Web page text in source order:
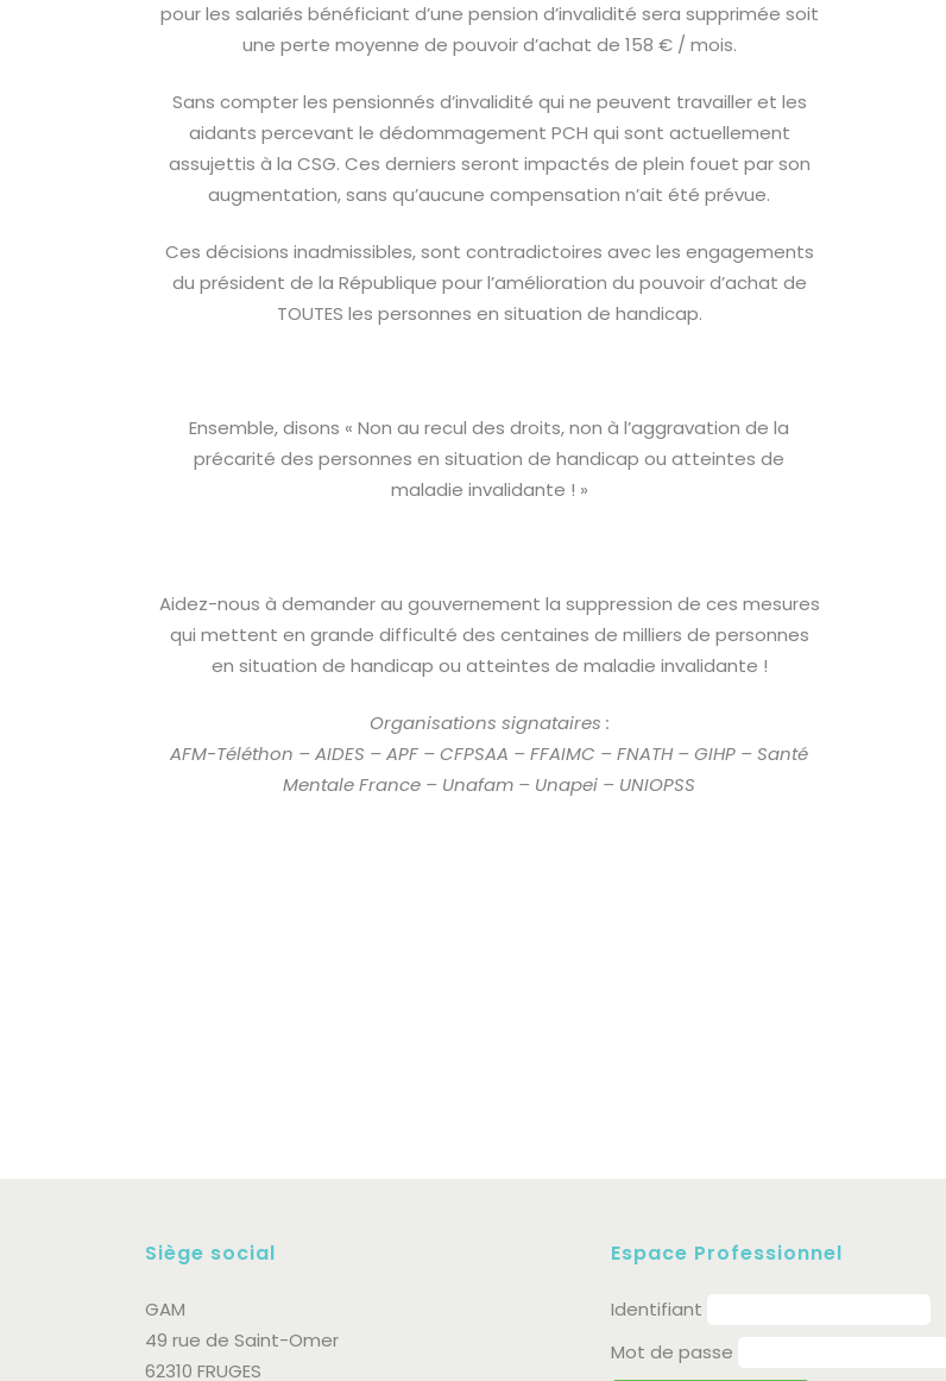
pour les salariés bénéficiant d’une pension d’invalidité sera supprimée soit
une perte moyenne de pouvoir d’achat de 158 € / mois.
Sans compter les pensionnés d’invalidité qui ne peuvent travailler et les
aidants percevant le dédommagement PCH qui sont actuellement
assujettis à la CSG. Ces derniers seront impactés de plein fouet par son
augmentation, sans qu’aucune compensation n’ait été prévue.
Ces décisions inadmissibles, sont contradictoires avec les engagements
du président de la République pour l’amélioration du pouvoir d’achat de
TOUTES les personnes en situation de handicap.
Ensemble, disons « Non au recul des droits, non à l’aggravation de la
précarité des personnes en situation de handicap ou atteintes de
maladie invalidante ! »
Aidez-nous à demander au gouvernement la suppression de ces mesures
qui mettent en grande difficulté des centaines de milliers de personnes
en situation de handicap ou atteintes de maladie invalidante !
Organisations signataires :
AFM-Téléthon – AIDES – APF – CFPSAA – FFAIMC – FNATH – GIHP – Santé
Mentale France – Unafam – Unapei – UNIOPSS
Siège social
GAM
49 rue de Saint-Omer
62310 FRUGES
Espace Professionnel
Identifiant
Mot de passe